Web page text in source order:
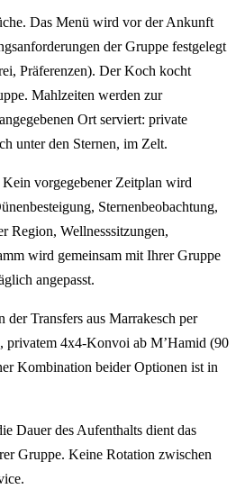
Das Menü wird vor der Ankunft
der Gruppe festgelegt
Präferenzen). Der Koch kocht
Mahlzeiten werden zur
Ort serviert: private
unter den Sternen, im Zelt.
vorgegebener Zeitplan wird
Sternenbeobachtung,
Region, Wellnesssitzungen,
wird gemeinsam mit Ihrer Gruppe
angepasst.
der Transfers aus Marrakesch per
privatem 4x4-Konvoi ab M’Hamid (90
Kombination beider Optionen ist in
Dauer des Aufenthalts dient das
Gruppe. Keine Rotation zwischen